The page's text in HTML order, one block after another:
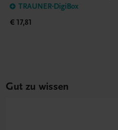
TRAUNER-DigiBox
€ 17,81
Gut zu wissen